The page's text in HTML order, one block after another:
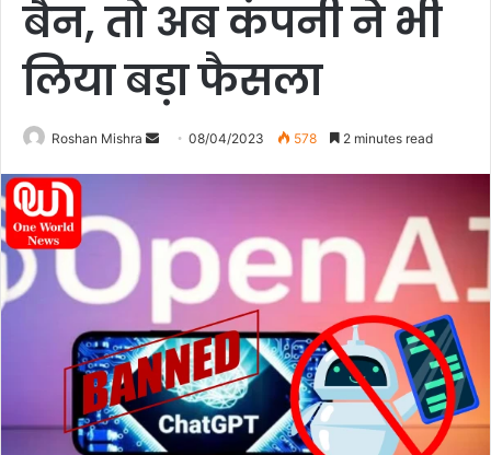
बैन, तो अब कंपनी ने भी
लिया बड़ा फैसला
Roshan Mishra
a
m
a
i
l
08/04/2023 578 2 minutes read